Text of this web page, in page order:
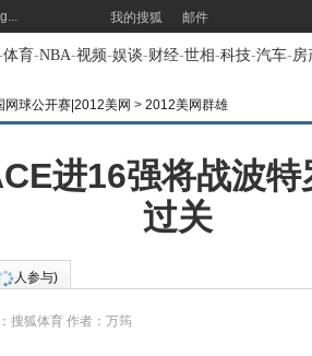
我的搜狐 邮件
体育-NBA-视频-娱谈-财经-世相-科技-汽车-房
网球公开赛|2012美网 > 2012美网群雄
进16强将战波
过关
人参与)
搜狐体育 作者：万筠